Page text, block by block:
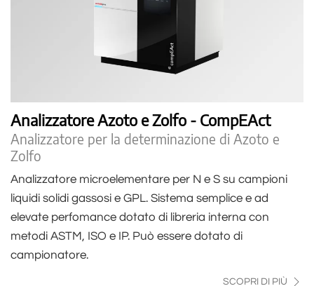
Analizzatore Azoto e Zolfo - CompEAct
Analizzatore per la determinazione di Azoto e
Zolfo
Analizzatore microelementare per N e S su campioni
liquidi solidi gassosi e GPL. Sistema semplice e ad
elevate perfomance dotato di libreria interna con
metodi ASTM, ISO e IP. Può essere dotato di
campionatore.
SCOPRI DI PIÙ